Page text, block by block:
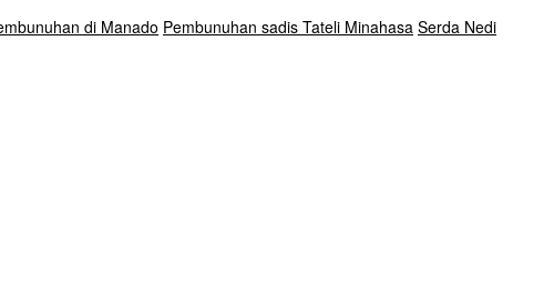
di Manado Pembunuhan sadis Tateli Minahasa Serda Nedi